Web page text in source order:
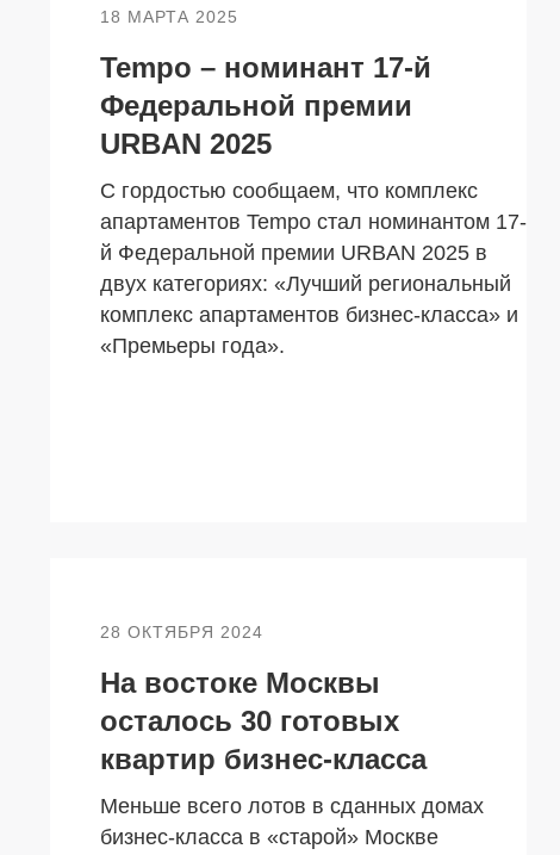
18 МАРТА 2025
Tempo – номинант 17-й
Федеральной премии
URBAN 2025
С гордостью сообщаем, что комплекс
апартаментов Tempo стал номинантом 17-
й Федеральной премии URBAN 2025 в
двух категориях: «Лучший региональный
комплекс апартаментов бизнес-класса» и
«Премьеры года».
28 ОКТЯБРЯ 2024
На востоке Москвы
осталось 30 готовых
квартир бизнес-класса
Меньше всего лотов в сданных домах
бизнес-класса в «старой» Москве